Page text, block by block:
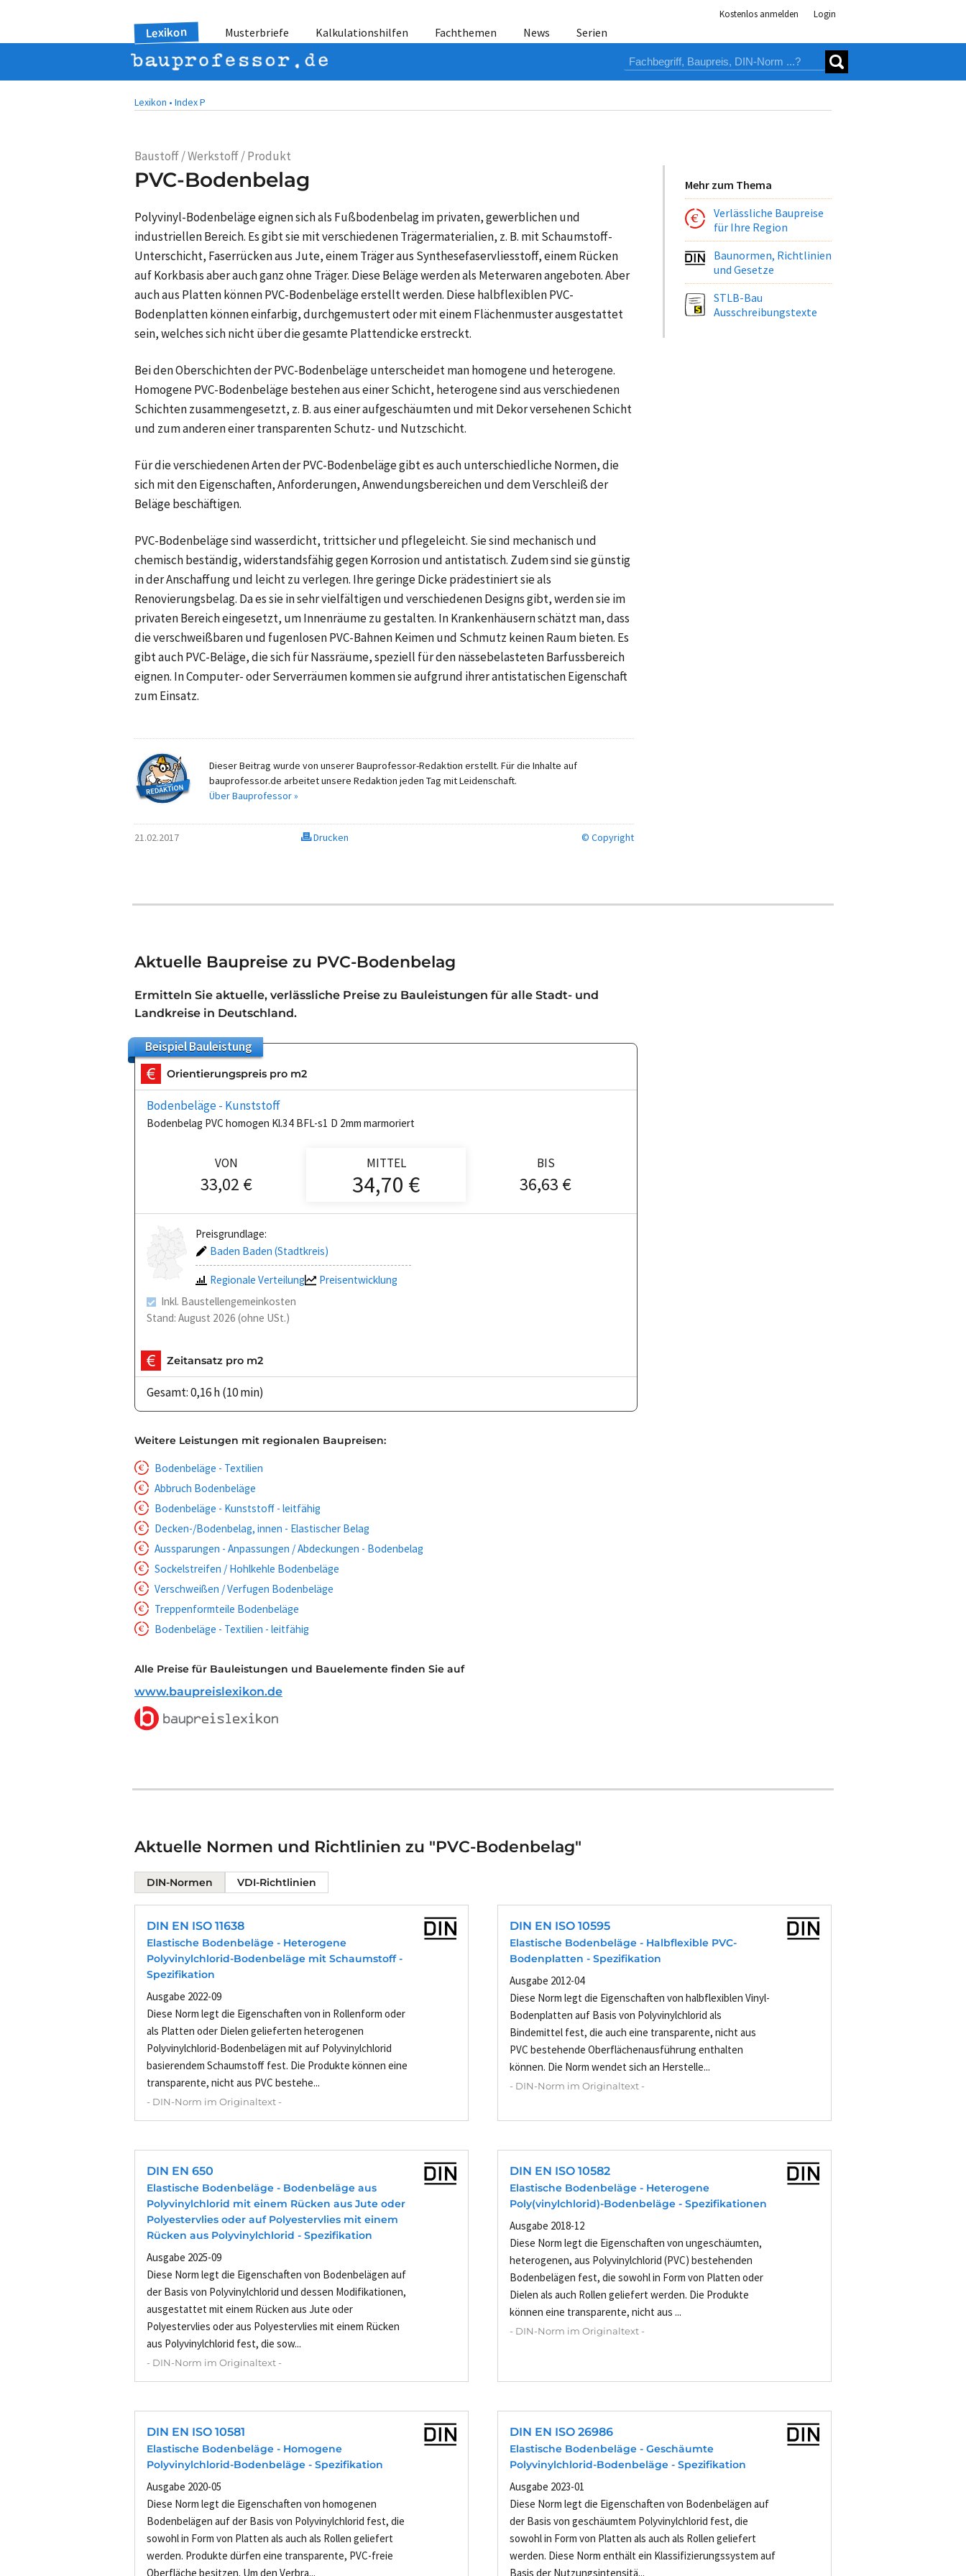
Kostenlos anmelden Login
Lexikon Musterbriefe Kalkulationshilfen Fachthemen News Serien
Lexikon • Index P
Baustoff / Werkstoff / Produkt
PVC-Bodenbelag
Polyvinyl-Bodenbeläge eignen sich als Fußbodenbelag im privaten, gewerblichen und
industriellen Bereich. Es gibt sie mit verschiedenen Trägermaterialien, z. B. mit Schaumstoff-
Unterschicht, Faserrücken aus Jute, einem Träger aus Synthesefaservliesstoff, einem Rücken
auf Korkbasis aber auch ganz ohne Träger. Diese Beläge werden als Meterwaren angeboten. Aber
auch aus Platten können PVC-Bodenbeläge erstellt werden. Diese halbflexiblen PVC-
Bodenplatten können einfarbig, durchgemustert oder mit einem Flächenmuster ausgestattet
sein, welches sich nicht über die gesamte Plattendicke erstreckt.
Bei den Oberschichten der PVC-Bodenbeläge unterscheidet man homogene und heterogene.
Homogene PVC-Bodenbeläge bestehen aus einer Schicht, heterogene sind aus verschiedenen
Schichten zusammengesetzt, z. B. aus einer aufgeschäumten und mit Dekor versehenen Schicht
und zum anderen einer transparenten Schutz- und Nutzschicht.
Für die verschiedenen Arten der PVC-Bodenbeläge gibt es auch unterschiedliche Normen, die
sich mit den Eigenschaften, Anforderungen, Anwendungsbereichen und dem Verschleiß der
Beläge beschäftigen.
PVC-Bodenbeläge sind wasserdicht, trittsicher und pflegeleicht. Sie sind mechanisch und
chemisch beständig, widerstandsfähig gegen Korrosion und antistatisch. Zudem sind sie günstig
in der Anschaffung und leicht zu verlegen. Ihre geringe Dicke prädestiniert sie als
Renovierungsbelag. Da es sie in sehr vielfältigen und verschiedenen Designs gibt, werden sie im
privaten Bereich eingesetzt, um Innenräume zu gestalten. In Krankenhäusern schätzt man, dass
die verschweißbaren und fugenlosen PVC-Bahnen Keimen und Schmutz keinen Raum bieten. Es
gibt auch PVC-Beläge, die sich für Nassräume, speziell für den nässebelasteten Barfussbereich
eignen. In Computer- oder Serverräumen kommen sie aufgrund ihrer antistatischen Eigenschaft
zum Einsatz.
Dieser Beitrag wurde von unserer Bauprofessor-Redaktion erstellt. Für die Inhalte auf
bauprofessor.de arbeitet unsere Redaktion jeden Tag mit Leidenschaft.
Über Bauprofessor »
21.02.2017 Drucken © Copyright
Mehr zum Thema
Verlässliche Baupreise
für Ihre Region
Baunormen, Richtlinien
und Gesetze
STLB-Bau
Ausschreibungstexte
Aktuelle Baupreise zu PVC-Bodenbelag
Ermitteln Sie aktuelle, verlässliche Preise zu Bauleistungen für alle Stadt- und
Landkreise in Deutschland.
BeispielBauleistung
Orientierungspreis pro m2
Bodenbeläge - Kunststoff
Bodenbelag PVC homogen Kl.34 BFL-s1 D 2mm marmoriert
VON
33,02 €
MITTEL
34,70 €
BIS
36,63 €
Preisgrundlage:
Baden Baden (Stadtkreis)
Regionale Verteilung
Preisentwicklung
Inkl. Baustellengemeinkosten
Stand: August 2026 (ohne USt.)
Zeitansatz pro m2
Gesamt: 0,16 h (10 min)
Weitere Leistungen mit regionalen Baupreisen:
Bodenbeläge - Textilien
Abbruch Bodenbeläge
Bodenbeläge - Kunststoff - leitfähig
Decken-/Bodenbelag, innen - Elastischer Belag
Aussparungen - Anpassungen / Abdeckungen - Bodenbelag
Sockelstreifen / Hohlkehle Bodenbeläge
Verschweißen / Verfugen Bodenbeläge
Treppenformteile Bodenbeläge
Bodenbeläge - Textilien - leitfähig
Alle Preise für Bauleistungen und Bauelemente finden Sie auf
www.baupreislexikon.de
Aktuelle Normen und Richtlinien zu "PVC-Bodenbelag"
DIN-Normen VDI-Richtlinien
DIN EN ISO 11638
Elastische Bodenbeläge - Heterogene
Polyvinylchlorid-Bodenbeläge mit Schaumstoff -
Spezifikation
Ausgabe 2022-09
Diese Norm legt die Eigenschaften von in Rollenform oder
als Platten oder Dielen gelieferten heterogenen
Polyvinylchlorid-Bodenbelägen mit auf Polyvinylchlorid
basierendem Schaumstoff fest. Die Produkte können eine
transparente, nicht aus PVC bestehe...
- DIN-Norm im Originaltext -
DIN EN ISO 10595
Elastische Bodenbeläge - Halbflexible PVC-
Bodenplatten - Spezifikation
Ausgabe 2012-04
Diese Norm legt die Eigenschaften von halbflexiblen Vinyl-
Bodenplatten auf Basis von Polyvinylchlorid als
Bindemittel fest, die auch eine transparente, nicht aus
PVC bestehende Oberflächenausführung enthalten
können. Die Norm wendet sich an Herstelle...
- DIN-Norm im Originaltext -
DIN EN 650
Elastische Bodenbeläge - Bodenbeläge aus
Polyvinylchlorid mit einem Rücken aus Jute oder
Polyestervlies oder auf Polyestervlies mit einem
Rücken aus Polyvinylchlorid - Spezifikation
Ausgabe 2025-09
Diese Norm legt die Eigenschaften von Bodenbelägen auf
der Basis von Polyvinylchlorid und dessen Modifikationen,
ausgestattet mit einem Rücken aus Jute oder
Polyestervlies oder aus Polyestervlies mit einem Rücken
aus Polyvinylchlorid fest, die sow...
- DIN-Norm im Originaltext -
DIN EN ISO 10582
Elastische Bodenbeläge - Heterogene
Poly(vinylchlorid)-Bodenbeläge - Spezifikationen
Ausgabe 2018-12
Diese Norm legt die Eigenschaften von ungeschäumten,
heterogenen, aus Polyvinylchlorid (PVC) bestehenden
Bodenbelägen fest, die sowohl in Form von Platten oder
Dielen als auch Rollen geliefert werden. Die Produkte
können eine transparente, nicht aus ...
- DIN-Norm im Originaltext -
DIN EN ISO 10581
Elastische Bodenbeläge - Homogene
Polyvinylchlorid-Bodenbeläge - Spezifikation
Ausgabe 2020-05
Diese Norm legt die Eigenschaften von homogenen
Bodenbelägen auf der Basis von Polyvinylchlorid fest, die
sowohl in Form von Platten als auch als Rollen geliefert
werden. Produkte dürfen eine transparente, PVC-freie
Oberfläche besitzen. Um den Verbra...
DIN EN ISO 26986
Elastische Bodenbeläge - Geschäumte
Polyvinylchlorid-Bodenbeläge - Spezifikation
Ausgabe 2023-01
Diese Norm legt die Eigenschaften von Bodenbelägen auf
der Basis von geschäumtem Polyvinylchlorid fest, die
sowohl in Form von Platten als auch als Rollen geliefert
werden. Diese Norm enthält ein Klassifizierungssystem auf
Basis der Nutzungsintensitä...